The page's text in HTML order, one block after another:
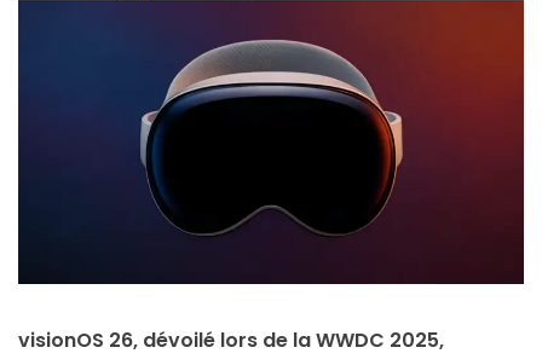
visionOS 26, dévoilé lors de la WWDC 2025,